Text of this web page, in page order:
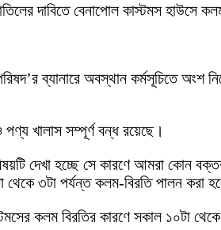
দাবিতে বেনাপোল কাস্টমস হাউসে
ব্যানারে অবস্থান কর্মসূচিতে অংশ
পণ্য খালাস সম্পূর্ণ বন্ধ রয়েছে।
দেখা হচ্ছে সে কারণে আমরা কোন
৩টা পর্যন্ত কলম-বিরতি পালন করা
কলম বিরতির কারণে সকাল ১০টা